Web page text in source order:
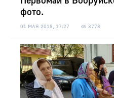
фото.
01 МАЯ 2019, 17:27 3778